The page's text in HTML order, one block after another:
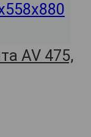
AV 475,